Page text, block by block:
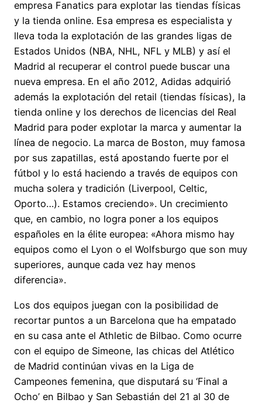
empresa Fanatics para explotar las tiendas físicas
y la tienda online. Esa empresa es especialista y
lleva toda la explotación de las grandes ligas de
Estados Unidos (NBA, NHL, NFL y MLB) y así el
Madrid al recuperar el control puede buscar una
nueva empresa. En el año 2012, Adidas adquirió
además la explotación del retail (tiendas físicas), la
tienda online y los derechos de licencias del Real
Madrid para poder explotar la marca y aumentar la
línea de negocio. La marca de Boston, muy famosa
por sus zapatillas, está apostando fuerte por el
fútbol y lo está haciendo a través de equipos con
mucha solera y tradición (Liverpool, Celtic,
Oporto…). Estamos creciendo». Un crecimiento
que, en cambio, no logra poner a los equipos
españoles en la élite europea: «Ahora mismo hay
equipos como el Lyon o el Wolfsburgo que son muy
superiores, aunque cada vez hay menos
diferencia».
Los dos equipos juegan con la posibilidad de
recortar puntos a un Barcelona que ha empatado
en su casa ante el Athletic de Bilbao. Como ocurre
con el equipo de Simeone, las chicas del Atlético
de Madrid continúan vivas en la Liga de
Campeones femenina, que disputará su ‘Final a
Ocho’ en Bilbao y San Sebastián del 21 al 30 de